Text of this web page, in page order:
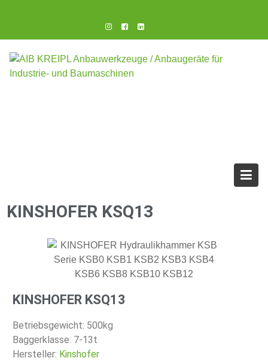
KINSHOFER KSQ13
KINSHOFER KSQ13
Betriebsgewicht: 500kg
Baggerklasse: 7-13t
Hersteller: Kinshofer